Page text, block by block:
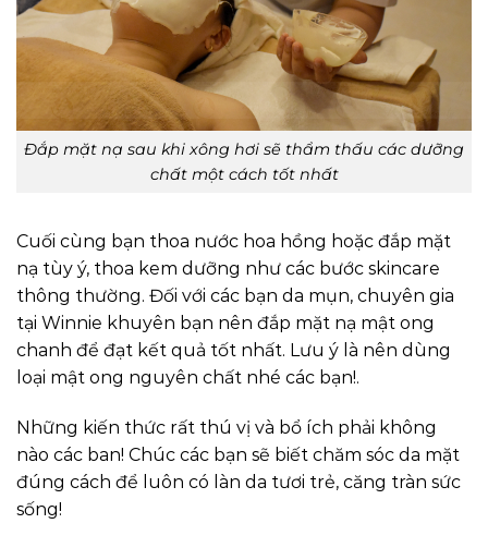
Đắp mặt nạ sau khi xông hơi sẽ thẩm thấu các dưỡng
chất một cách tốt nhất
Cuối cùng bạn thoa nước hoa hồng hoặc đắp mặt
nạ tùy ý, thoa kem dưỡng như các bước skincare
thông thường. Đối với các bạn da mụn, chuyên gia
tại Winnie khuyên bạn nên đắp mặt nạ mật ong
chanh để đạt kết quả tốt nhất. Lưu ý là nên dùng
loại mật ong nguyên chất nhé các bạn!.
Những kiến thức rất thú vị và bổ ích phải không
nào các ban! Chúc các bạn sẽ biết chăm sóc da mặt
đúng cách để luôn có làn da tươi trẻ, căng tràn sức
sống!